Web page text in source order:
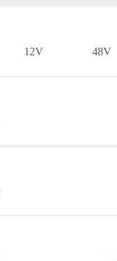
12V 48V